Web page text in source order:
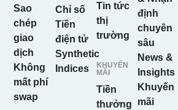
Sao
chép
giao
dịch
Không
mất phí
swap
Chỉ số
Tiền
điện tử
Synthetic
Indices
Tin tức
thị
trường
KHUYẾN
MÃI
Tiền
thưởng
định
chuyên
sâu
News &
Insights
Khuyến
mãi